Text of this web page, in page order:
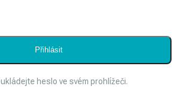
heslo ve svém prohlížeči.